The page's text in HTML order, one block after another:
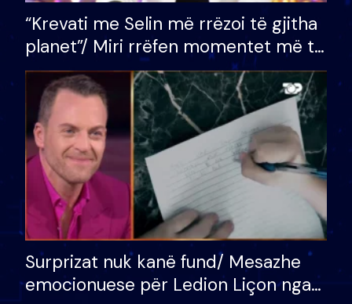
“Krevati me Selin më rrëzoi të gjitha
planet”/ Miri rrëfen momentet më të
bukura në shtëpinë e BB VIP: Do më
mungojë zilja e mëngjesit kur…
Surprizat nuk kanë fund/ Mesazhe
emocionuese për Ledion Liçon nga